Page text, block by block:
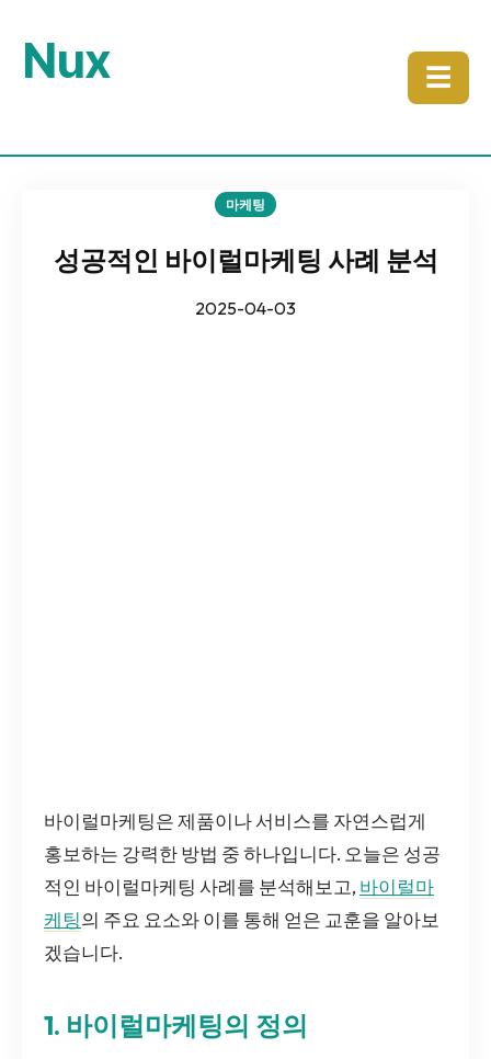
Nux ☰
마케팅
성공적인 바이럴마케팅 사례 분석
2025-04-03
바이럴마케팅은 제품이나 서비스를 자연스럽게
홍보하는 강력한 방법 중 하나입니다. 오늘은 성공
적인 바이럴마케팅 사례를 분석해보고, 바이럴마
케팅의 주요 요소와 이를 통해 얻은 교훈을 알아보
겠습니다.
1. 바이럴마케팅의 정의